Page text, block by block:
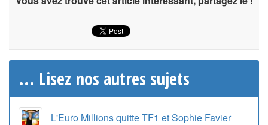
... Lisez nos autres sujets
L'Euro Millions quitte TF1 et Sophie Favier